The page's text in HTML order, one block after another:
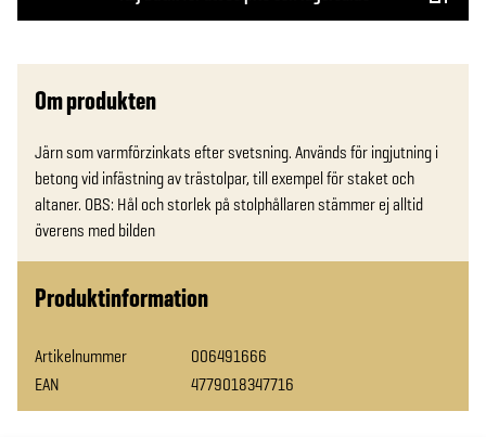
Om produkten
Järn som varmförzinkats efter svetsning. Används för ingjutning i
betong vid infästning av trästolpar, till exempel för staket och
altaner. OBS: Hål och storlek på stolphållaren stämmer ej alltid
överens med bilden
Produktinformation
Artikelnummer
006491666
EAN
4779018347716